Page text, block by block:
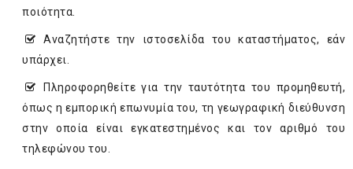
ποιότητα.
Αναζητήστε την ιστοσελίδα του καταστήματος, εάν
υπάρχει.
Πληροφορηθείτε για την ταυτότητα του προμηθευτή,
όπως η εμπορική επωνυμία του, τη γεωγραφική διεύθυνση
στην οποία είναι εγκατεστημένος και τον αριθμό του
τηλεφώνου του.